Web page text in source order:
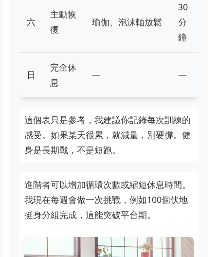
六
主動恢
復
瑜伽、泡沫軸放鬆
30
分
鐘
日
完全休
息
— —
這個表只是參考，我建議你記錄每次訓練的
感受。如果某天很累，就減量，別硬撐。健
身是長期戰，不是短跑。
進階者可以增加循環次數或縮短休息時間。
我現在每週會做一次挑戰，例如100個伏地
挺身分組完成，這能突破平台期。